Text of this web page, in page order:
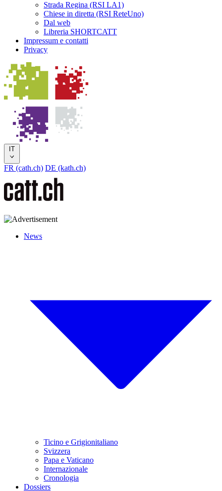
Strada Regina (RSI LA1)
Chiese in diretta (RSI ReteUno)
Dal web
Libreria SHORTCATT
Impressum e contatti
Privacy
IT
FR (cath.ch) DE (kath.ch)
News
Ticino e Grigionitaliano
Svizzera
Papa e Vaticano
Internazionale
Cronologia
Dossiers